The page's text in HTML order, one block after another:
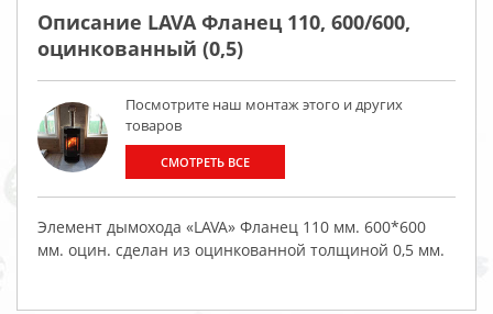
Описание LAVA Фланец 110, 600/600,
оцинкованный (0,5)
Посмотрите наш монтаж этого и других
товаров
СМОТРЕТЬ ВСЕ
Элемент дымохода «LAVA» Фланец 110 мм. 600*600
мм. оцин. сделан из оцинкованной толщиной 0,5 мм.